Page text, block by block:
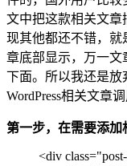
文中把这款相关文章
现其他都还不错，就
章底部显示，万一文
下面。所以我还是放
WordPress相关文章调
第一步，在需要添加
<div